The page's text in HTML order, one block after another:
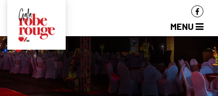
MENU